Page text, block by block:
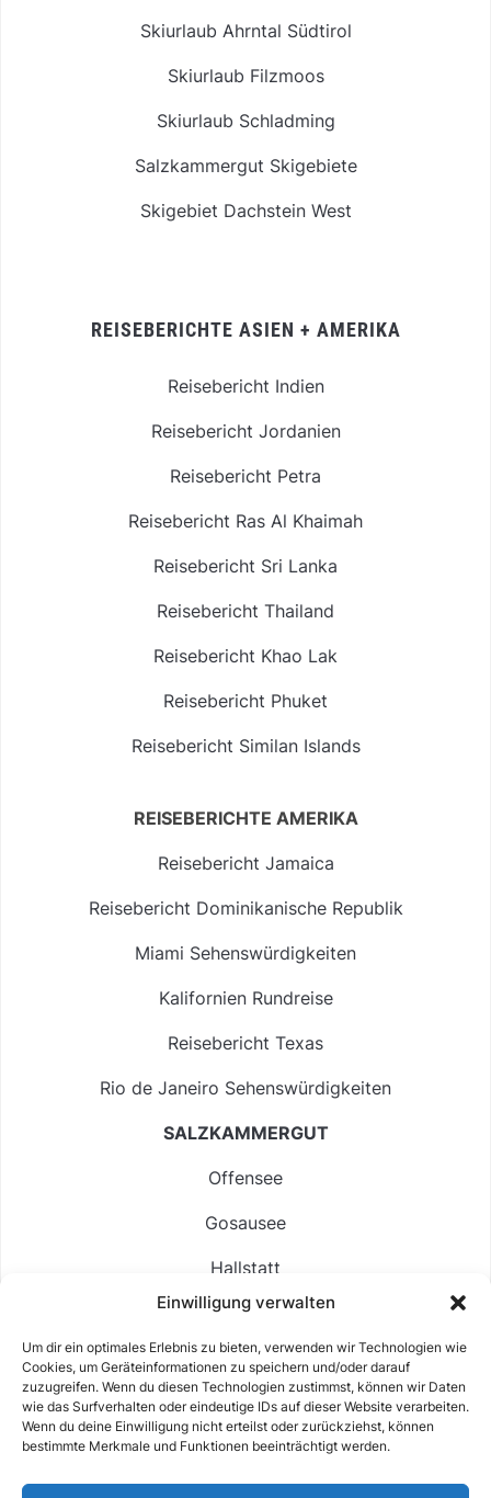
Einwilligung verwalten
Um dir ein optimales Erlebnis zu bieten, verwenden wir Technologien wie
Cookies, um Geräteinformationen zu speichern und/oder darauf
zuzugreifen. Wenn du diesen Technologien zustimmst, können wir Daten
wie das Surfverhalten oder eindeutige IDs auf dieser Website verarbeiten.
Wenn du deine Einwilligung nicht erteilst oder zurückziehst, können
bestimmte Merkmale und Funktionen beeinträchtigt werden.
Skiurlaub Ahrntal Südtirol
Skiurlaub Filzmoos
Skiurlaub Schladming
Salzkammergut Skigebiete
Skigebiet Dachstein West
REISEBERICHTE ASIEN + AMERIKA
Reisebericht Indien
Reisebericht Jordanien
Reisebericht Petra
Reisebericht Ras Al Khaimah
Reisebericht Sri Lanka
Reisebericht Thailand
Reisebericht Khao Lak
Reisebericht Phuket
Reisebericht Similan Islands
REISEBERICHTE AMERIKA
Reisebericht Jamaica
Reisebericht Dominikanische Republik
Miami Sehenswürdigkeiten
Kalifornien Rundreise
Reisebericht Texas
Rio de Janeiro Sehenswürdigkeiten
SALZKAMMERGUT
Offensee
Gosausee
Hallstatt
Langbathsee
Altausseer See
Hintersee